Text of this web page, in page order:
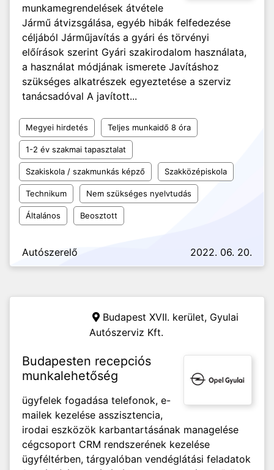
munkamegrendelések átvétele
Jármű átvizsgálása, egyéb hibák felfedezése
céljából Járműjavítás a gyári és törvényi
előírások szerint Gyári szakirodalom használata,
a használat módjának ismerete Javításhoz
szükséges alkatrészek egyeztetése a szerviz
tanácsadóval A javított...
Megyei hirdetés Teljes munkaidő 8 óra
1-2 év szakmai tapasztalat
Szakiskola / szakmunkás képző Szakközépiskola
Technikum Nem szükséges nyelvtudás
Általános Beosztott
Autószerelő 2022. 06. 20.
Budapest XVII. kerület, Gyulai
Autószerviz Kft.
Budapesten recepciós
munkalehetőség
ügyfelek fogadása telefonok, e-
mailek kezelése asszisztencia,
irodai eszközök karbantartásának managelése
cégcsoport CRM rendszerének kezelése
ügyféltérben, tárgyalóban vendéglátási feladatok